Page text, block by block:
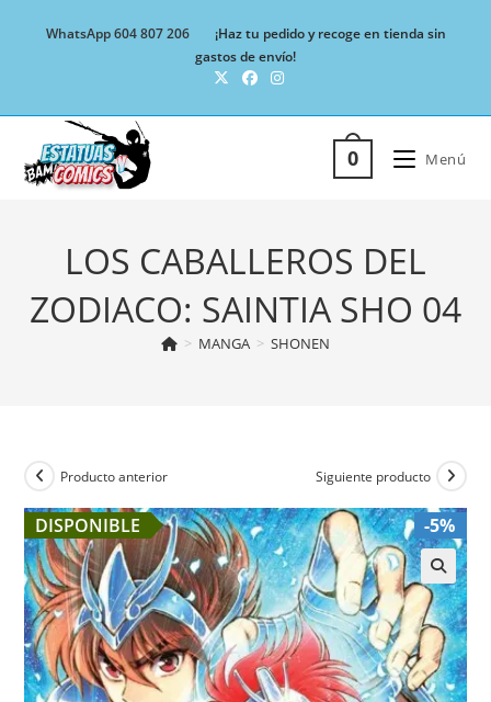
WhatsApp 604 807 206
¡Haz tu pedido y recoge en tienda sin
gastos de envío!
0 Menú
LOS CABALLEROS DEL
ZODIACO: SAINTIA SHO 04
> MANGA > SHONEN
Producto anterior Siguiente producto
🔍
DISPONIBLE -5%